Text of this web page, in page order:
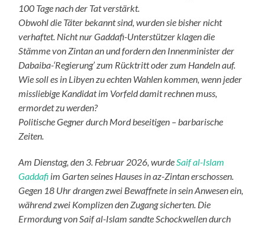
100 Tage nachder Tatverstärkt.
Obwohl die Täter bekannt sind, wurden sie bisher nicht
verhaftet. Nicht nur Gaddafi-Unterstützer klagen die
Stämme von Zintan an und fordern den Innenminister der
Dabaiba-‘Regierung’ zum Rücktritt oder zum Handeln auf.
Wie soll es in Libyen zu echten Wahlen kommen, wenn jeder
missliebige Kandidat im Vorfeld damit rechnen muss,
ermordet zu werden?
Politische Gegner durch Mord beseitigen – barbarische
Zeiten.
Am Dienstag, den 3. Februar 2026, wurdeSaif al-Islam
Gaddafi im Garten seines Hauses in az-Zintan erschossen.
Gegen 18 Uhr drangen zwei Bewaffnete in sein Anwesen ein,
während zwei Komplizen den Zugang sicherten. Die
Ermordung von Saif al-Islam sandte Schockwellen durch